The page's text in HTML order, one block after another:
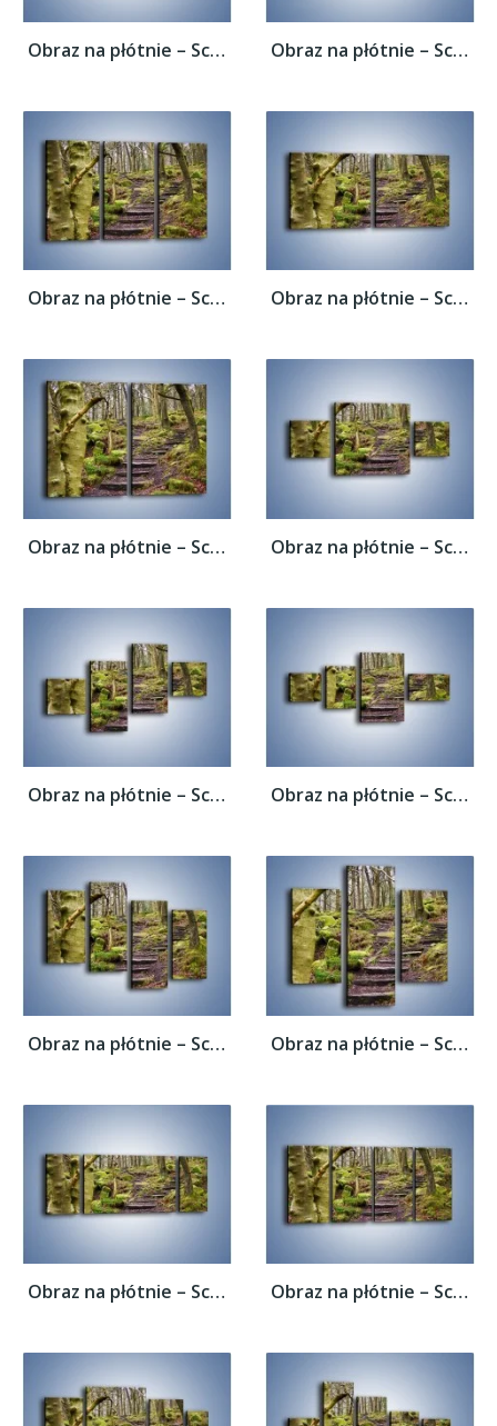
Obraz na płótnie – Schodkami przez las –... Obraz na płótnie – Schodkami przez las –...
Obraz na płótnie – Schodkami przez las –... Obraz na płótnie – Schodkami przez las –...
Obraz na płótnie – Schodkami przez las –... Obraz na płótnie – Schodkami przez las –...
Obraz na płótnie – Schodkami przez las –... Obraz na płótnie – Schodkami przez las –...
Obraz na płótnie – Schodkami przez las –... Obraz na płótnie – Schodkami przez las –...
Obraz na płótnie – Schodkami przez las –... Obraz na płótnie – Schodkami przez las –...